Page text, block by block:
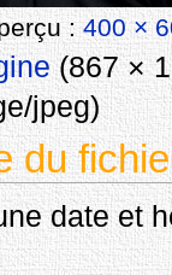
:400 ×
‎(867 ×
jpeg)
du
date et